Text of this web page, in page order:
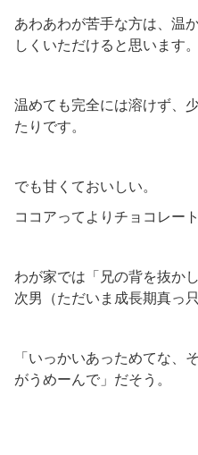
あわあわが苦手な方は、温
しくいただけると思います。
温めても完全には溶けず、
たりです。
でも甘くておいしい。
ココアってよりチョコレー
わが家では「兄の背を抜か
次男（ただいま成長期真っ
「いっかいあっためてな、
がうめーんで」だそう。